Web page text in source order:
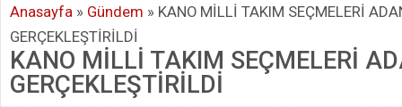
Hak-İş Abdurrahman Yücel
HDP İL BİNASININ ÖNÜNDE ANNELER TARİH
CEYHAN TİCARET ODASI
Hainler emellerine asla erişemeyecekler
Anasayfa » Gündem » KANO MİLLİ TAKIM SEÇMELERİ
GERÇEKLEŞTİRİLDİ
KANO MİLLİ TAKIM SEÇMELERİ
GERÇEKLEŞTİRİLDİ